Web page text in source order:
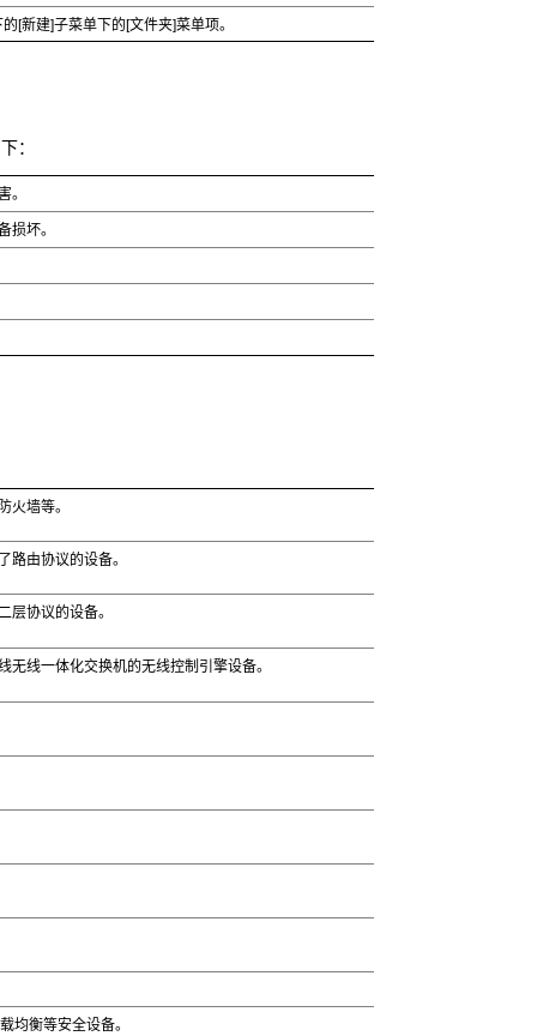
[新建]子菜单下的[文件夹]菜单项。
：
。
损坏。
火墙等。
路由协议的设备。
层协议的设备。
线一体化交换机的无线控制引擎设备。
均衡等安全设备。